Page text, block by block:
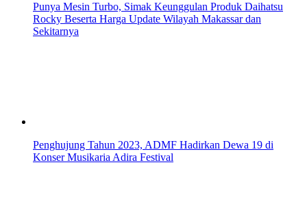
Punya Mesin Turbo, Simak Keunggulan Produk Daihatsu
Rocky Beserta Harga Update Wilayah Makassar dan
Sekitarnya
Penghujung Tahun 2023, ADMF Hadirkan Dewa 19 di
Konser Musikaria Adira Festival